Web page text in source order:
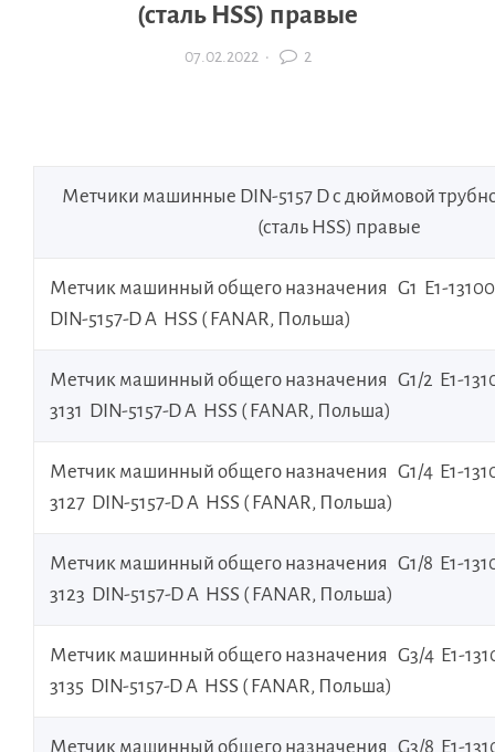
(сталь HSS) правые
07.02.2022· 2
Метчики машинные DIN-5157 D с дюймовой
(сталь HSS) правые
Метчик машинный общего назначения G1 E1-
DIN-5157-D A HSS ( FANAR, Польша)
Метчик машинный общего назначения G1/2 E1-
3131 DIN-5157-D A HSS ( FANAR, Польша)
Метчик машинный общего назначения G1/4 E1-
3127 DIN-5157-D A HSS ( FANAR, Польша)
Метчик машинный общего назначения G1/8 E1-
3123 DIN-5157-D A HSS ( FANAR, Польша)
Метчик машинный общего назначения G3/4 E1-
3135 DIN-5157-D A HSS ( FANAR, Польша)
Метчик машинный общего назначения G3/8 E1-